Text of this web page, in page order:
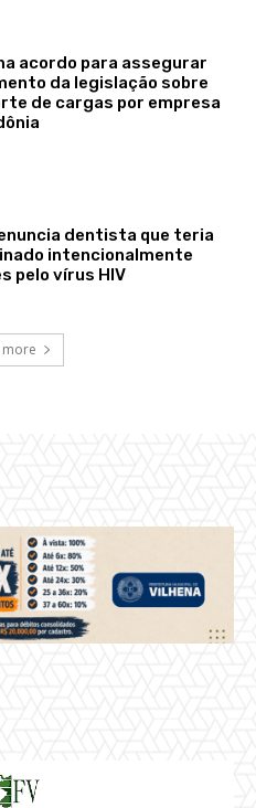
acordo para assegurar
da legislação sobre
de cargas por empresa
dentista que teria
intencionalmente
pelo vírus HIV